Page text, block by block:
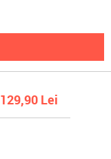
129,90 Lei